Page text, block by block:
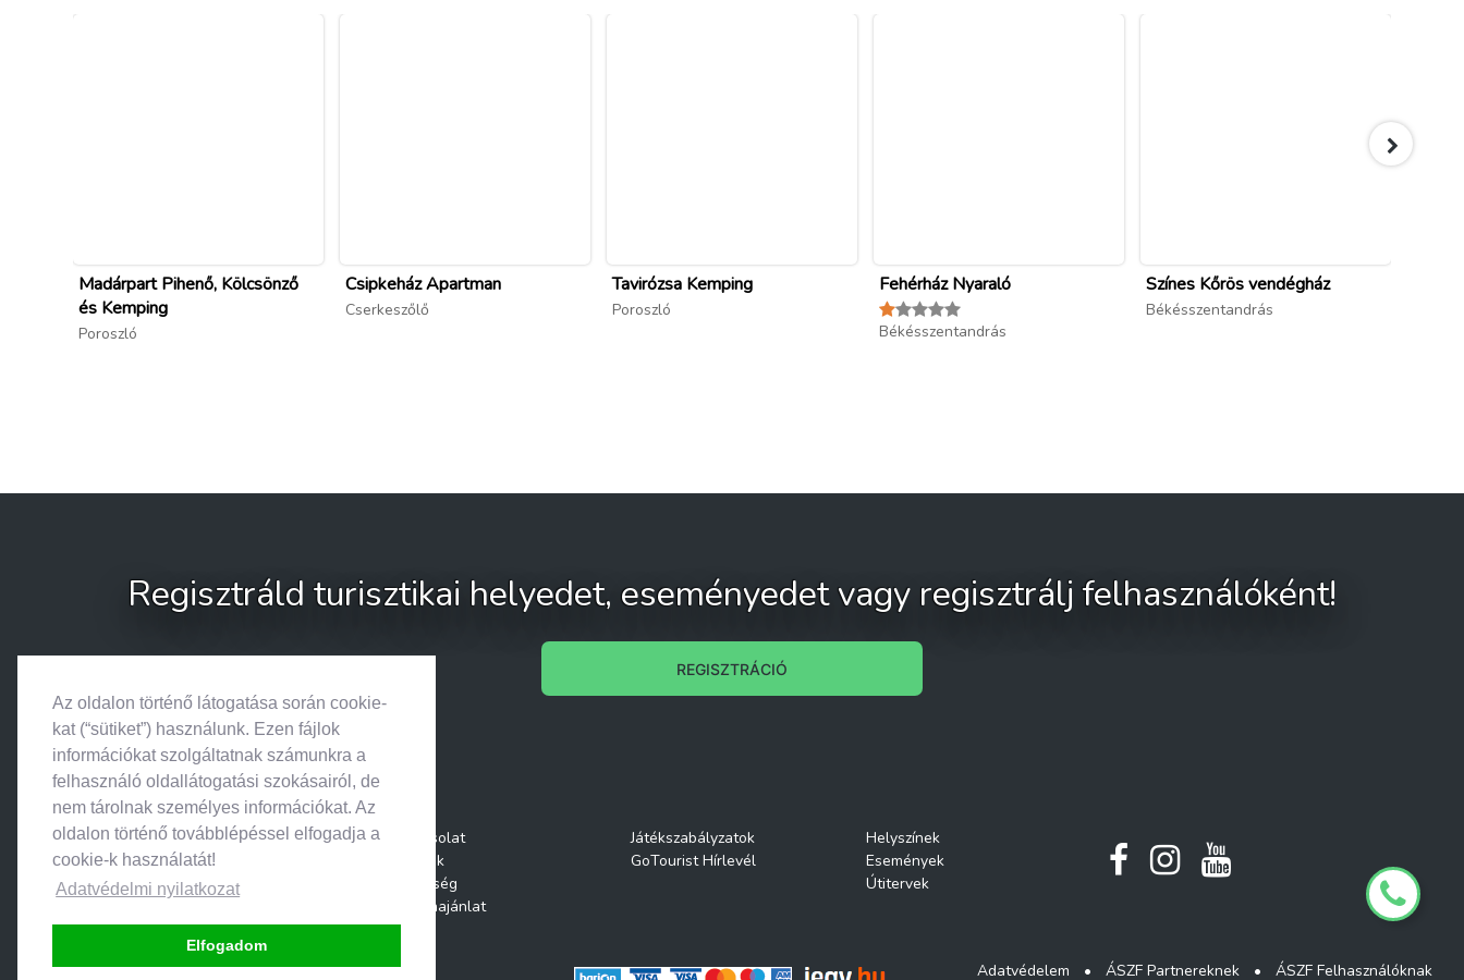
Az oldalon történő látogatása során cookie-
kat (“sütiket”) használunk. Ezen fájlok
információkat szolgáltatnak számunkra a
felhasználó oldallátogatási szokásairól, de
nem tárolnak személyes információkat. Az
oldalon történő továbblépéssel elfogadja a
cookie-k használatát!
Adatvédelmi nyilatkozat
Elfogadom
Madárpart Pihenő, Kölcsönző
és Kemping
Poroszló
Csipkeház Apartman
Cserkeszőlő
Tavirózsa Kemping
Poroszló
Fehérház Nyaraló
Békésszentandrás
Színes Kőrös vendégház
Békésszentandrás
Regisztráld turisztikai helyedet, eseményedet vagy regisztrálj felhasználóként!
REGISZTRÁCIÓ
Kapcsolat
Rólunk
Segítség
Médiaajánlat
Játékszabályzatok
GoTourist Hírlevél
Helyszínek
Események
Útitervek
© 2026. Search & Go • Minden jog fenntartva. Adatvédelem • ÁSZF Partnereknek • ÁSZF Felhasználóknak